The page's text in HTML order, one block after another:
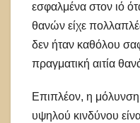
εσφαλμένα στον ιό
θανών είχε
δεν ήταν καθόλου
πραγματική αιτία
Επιπλέον, η
υψηλού κινδύνου